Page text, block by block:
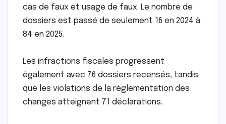
cas de faux et usage de faux. Le nombre de
dossiers est passé de seulement 16 en 2024 à
84 en 2025.
Les infractions fiscales progressent
également avec 76 dossiers recensés, tandis
que les violations de la réglementation des
changes atteignent 71 déclarations.